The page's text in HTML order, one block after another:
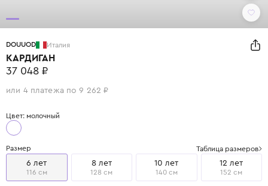
DOUUOD Италия
КАРДИГАН
37 048 ₽
или 4 платежа по 9 262 ₽
Цвет: молочный
Размер Таблица размеров
6 лет
116 см
8 лет
128 см
10 лет
140 см
12 лет
152 см